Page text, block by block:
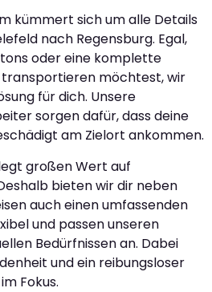
kümmert sich um alle Details
nach Regensburg. Egal,
oder eine komplette
möchtest, wir
für dich. Unsere
sorgen dafür, dass deine
am Zielort ankommen.
großen Wert auf
bieten wir dir neben
auch einen umfassenden
und passen unseren
Bedürfnissen an. Dabei
und ein reibungsloser
Fokus.